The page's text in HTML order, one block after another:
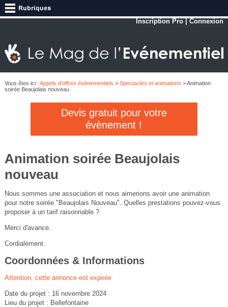
Inscription Pro |Connexion
Vous êtes ici : Appels d'offres évènementiels > Spectacles et animations > Animation
soirée Beaujolais nouveau
Devis gratuit pour votre
évènement !
Animation soirée Beaujolais
nouveau
Nous sommes une association et nous aimerions avoir une animation
pour notre soirée "Beaujolais Nouveau". Quelles prestations pouvez-vous
proposer à un tarif raisonnable ?
Merci d'avance.
Cordialement.
Coordonnées & Informations
Attention, cette annonce est expirée
Date du projet : 16 novembre 2024
Lieu du projet : Bellefontaine